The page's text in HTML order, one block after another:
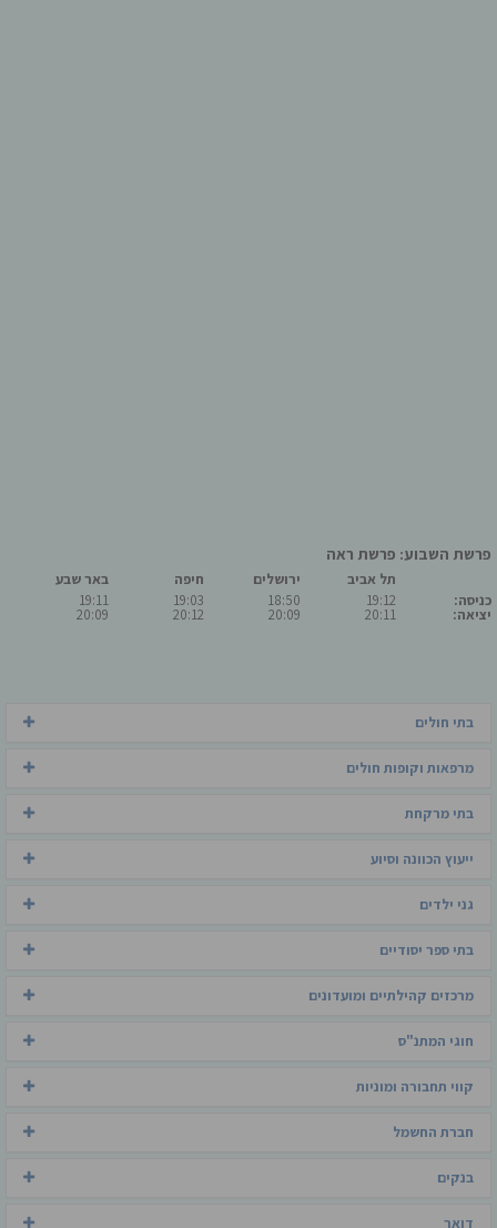
פרשת השבוע: פרשת ראה
כניסה:
יציאה:
תל אביב
19:12
20:11
ירושלים
18:50
20:09
חיפה
19:03
20:12
באר שבע
19:11
20:09
בתי חולים
מרפאות וקופות חולים
בתי מרקחת
ייעוץ הכוונה וסיוע
גני ילדים
בתי ספר יסודיים
מרכזים קהילתיים ומועדונים
חוגי המתנ"ס
קווי תחבורה ומוניות
חברת החשמל
בנקים
דואר